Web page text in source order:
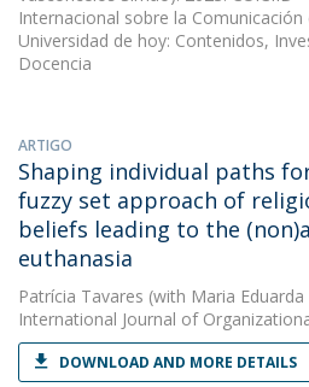
Internacional sobre la
Universidad de hoy: Contenidos,
Docencia
ARTIGO
Shaping individual paths
fuzzy set approach of
beliefs leading to the
euthanasia
Patrícia Tavares (with Maria Eduarda
International Journal of
DOWNLOAD AND MORE DETAILS